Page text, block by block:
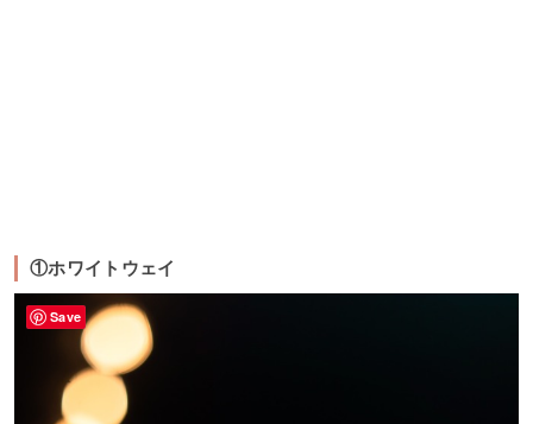
①ホワイトウェイ
Save